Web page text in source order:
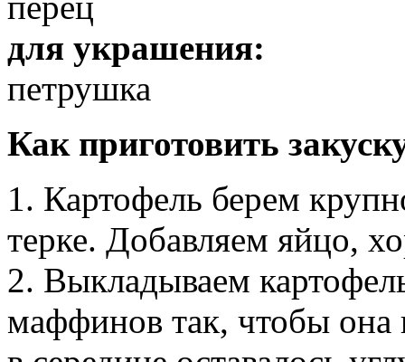
для украшения:
петрушка
Как приготовить
1. Картофель берем
терке. Добавляем яйцо,
2. Выкладываем
маффинов так, чтобы она